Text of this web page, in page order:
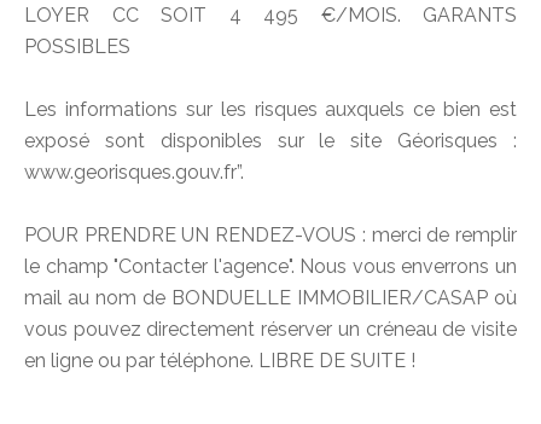
LOYER CC SOIT 4 495 €/MOIS. GARANTS
POSSIBLES
Les informations sur les risques auxquels ce bien est
exposé sont disponibles sur le site Géorisques :
www.georisques.gouv.fr”.
POUR PRENDRE UN RENDEZ-VOUS : merci de remplir
le champ "Contacter l'agence". Nous vous enverrons un
mail au nom de BONDUELLE IMMOBILIER/CASAP où
vous pouvez directement réserver un créneau de visite
en ligne ou par téléphone. LIBRE DE SUITE !